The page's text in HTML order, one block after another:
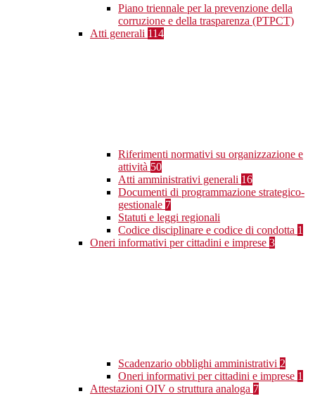
Piano triennale per la prevenzione della
corruzione e della trasparenza (PTPCT)
Atti generali 114
Riferimenti normativi su organizzazione e
attività 50
Atti amministrativi generali 16
Documenti di programmazione strategico-
gestionale 7
Statuti e leggi regionali
Codice disciplinare e codice di condotta 1
Oneri informativi per cittadini e imprese 3
Scadenzario obblighi amministrativi 2
Oneri informativi per cittadini e imprese 1
Attestazioni OIV o struttura analoga 7